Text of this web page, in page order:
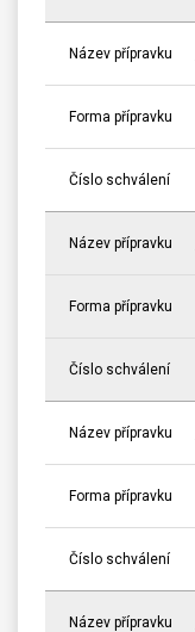
Název přípravku
Forma přípravku
Číslo schválení
Název přípravku
Forma přípravku
Číslo schválení
Název přípravku
Forma přípravku
Číslo schválení
Název přípravku